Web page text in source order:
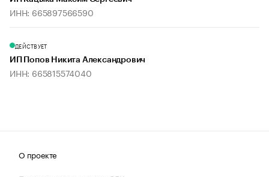
ИНН: 665897566590
ДЕЙСТВУЕТ
ИП Попов Никита Александрович
ИНН: 665815574040
О проекте